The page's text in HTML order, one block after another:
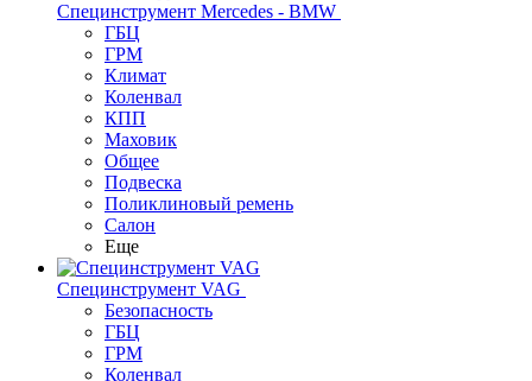
Специнструмент Mercedes - BMW
ГБЦ
ГРМ
Климат
Коленвал
КПП
Маховик
Общее
Подвеска
Поликлиновый ремень
Салон
Еще
Специнструмент VAG
Безопасность
ГБЦ
ГРМ
Коленвал